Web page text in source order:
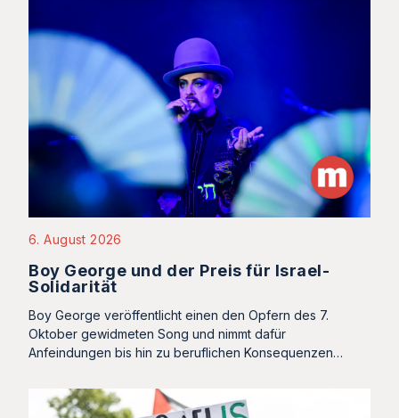
6. August 2026
Boy George und der Preis für Israel-
Solidarität
Boy George veröffentlicht einen den Opfern des 7.
Oktober gewidmeten Song und nimmt dafür
Anfeindungen bis hin zu beruflichen Konsequenzen…